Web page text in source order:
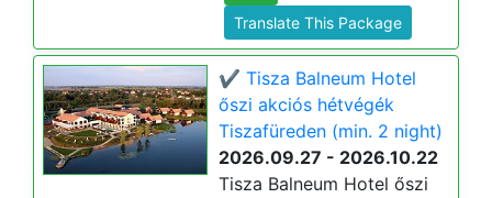
Translate This Package
✔️ Tisza Balneum Hotel
őszi akciós hétvégék
Tiszafüreden (min. 2 night)
2026.09.27 - 2026.10.22
Tisza Balneum Hotel őszi